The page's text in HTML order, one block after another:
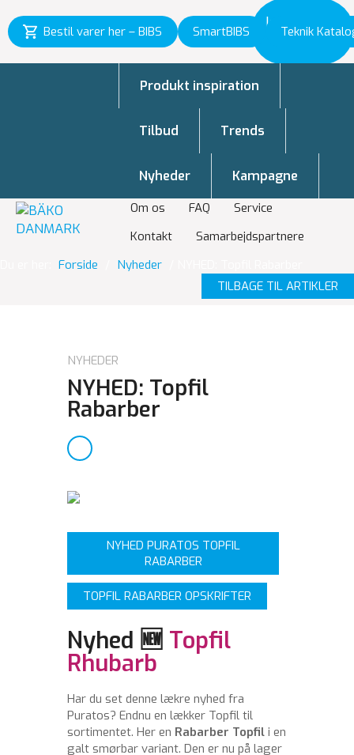
Bestil varer her – BIBS SmartBIBS Teknik
Inspiration
til vækst
Om os FAQ
Service
Kontakt
Samarbejdspartnere
Produkt inspiration
Tilbud Trends
Nyheder Kampagne
Forside Nyheder
TILBAGE TIL ARTIKLER
NYHEDER
NYHED: Topfil
Rabarber
NYHED PURATOS TOPFIL
RABARBER
TOPFIL RABARBER OPSKRIFTER
Nyhed 🆕 Topfil
Rhubarb
Har du set denne lækre nyhed fra
Puratos? Endnu en lækker Topfil til
sortimentet. Her en Rabarber Topfil i en
galt smørbar variant. Den er nu på lager